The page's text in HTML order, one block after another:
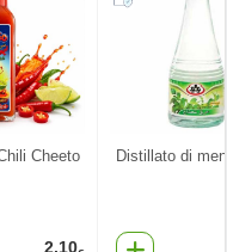
Cheeto
2.10
Distillato di